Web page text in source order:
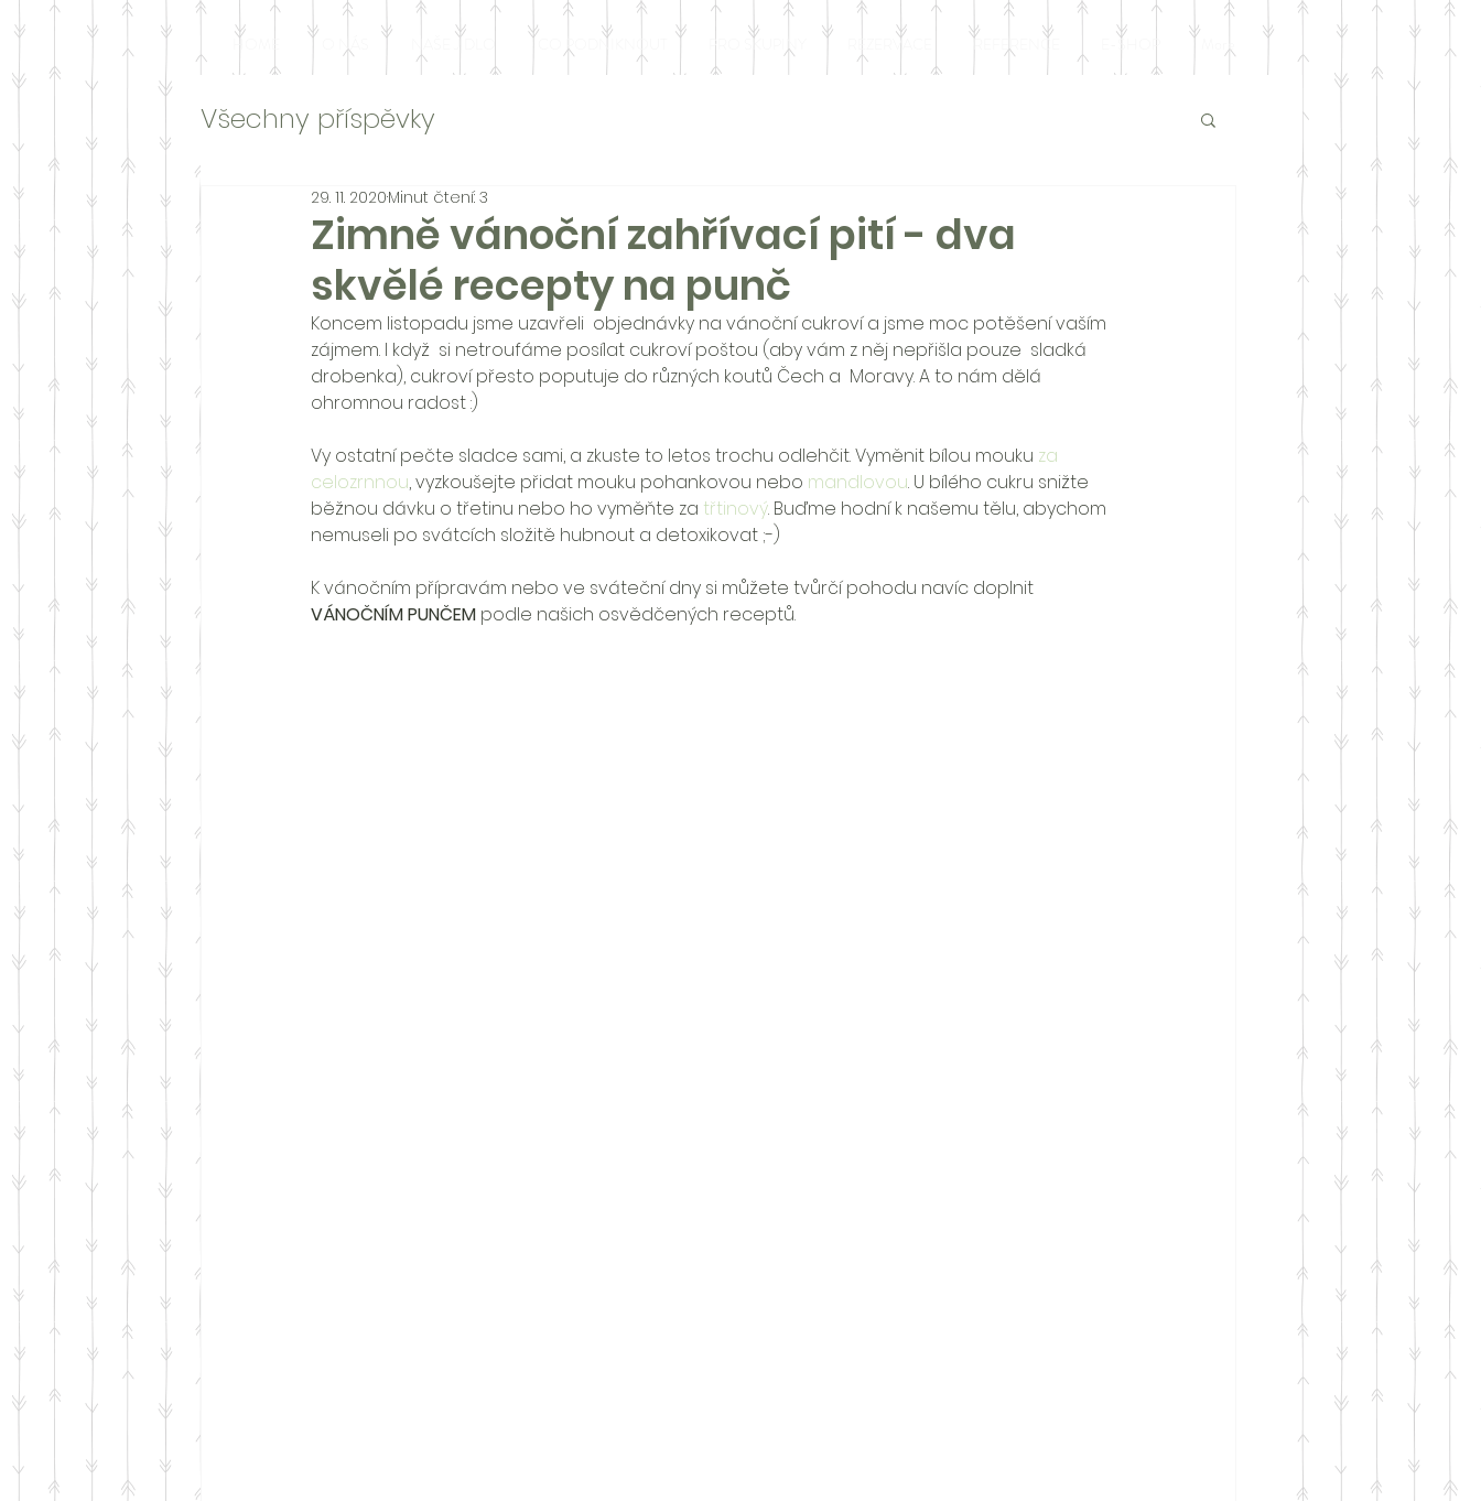
HOME O NÁS CO PODNIKNOUT PRO SKUPINY REZERVACE REFERENCE E-SHOP More
Všechny příspěvky
Zimně vánoční zahřívací pití - dva
skvělé recepty na punč
29. 11. 2020Minut čtení: 3
Koncem listopadu jsme uzavřeli  objednávky na vánoční cukroví a jsme moc potěšení vaším
zájmem. I když  si netroufáme posílat cukroví poštou (aby vám z něj nepřišla pouze  sladká
drobenka), cukroví přesto poputuje do různých koutů Čech a  Moravy. A to nám dělá
ohromnou radost :)
Vy ostatní pečte sladce sami, a zkuste to letos trochu odlehčit. Vyměnit bílou mouku za
celozrnnou, vyzkoušejte přidat mouku pohankovou nebo mandlovou. U bílého cukru snižte
běžnou dávku o třetinu nebo ho vyměňte za třtinový. Buďme hodní k našemu tělu, abychom
nemuseli po svátcích složitě hubnout a detoxikovat ;-)
K vánočním přípravám nebo ve sváteční dny si můžete tvůrčí pohodu navíc doplnit
VÁNOČNÍM PUNČEM podle našich osvědčených receptů.